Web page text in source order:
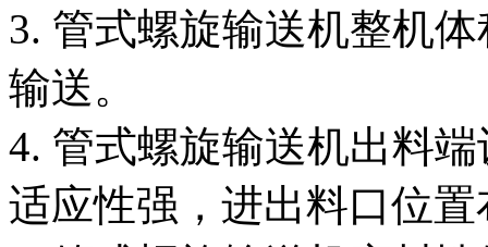
3. 管式螺旋输送机整机
输送。
4. 管式螺旋输送机出料
适应性强，进出料口位